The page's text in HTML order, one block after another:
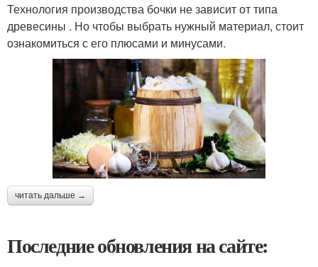
Технология производства бочки не зависит от типа
древесины . Но чтобы выбрать нужный материал, стоит
ознакомиться с его плюсами и минусами.
читать дальше →
Последние обновления на сайте: